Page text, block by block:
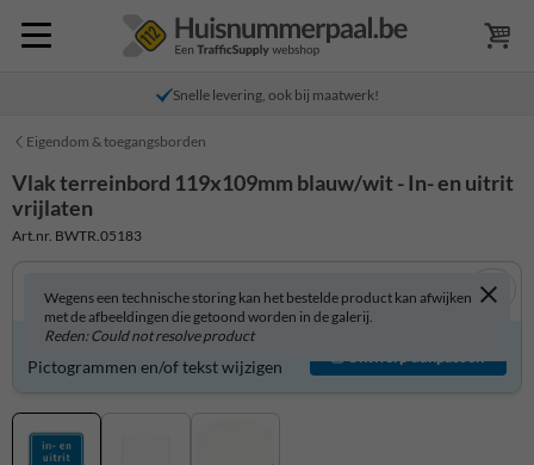
Snelle levering, ook bij maatwerk!
Eigendom & toegangsborden
Vlak terreinbord 119x109mm blauw/wit - In- en uitrit
vrijlaten
Art.nr. BWTR.05183
Wegens een technische storing kan het bestelde product kan afwijken
met de afbeeldingen die getoond worden in de galerij.
Reden: Could not resolve product
Product zelf aanpassen?
Pictogrammen en/of tekst wijzigen
Ontwerp aanpassen